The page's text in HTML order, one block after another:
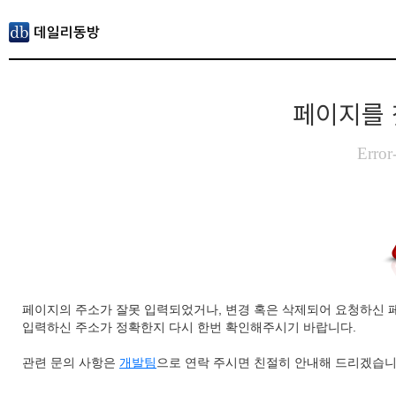
페이지를
페이지의 주소가 잘못 입력되었거나, 변경 혹은 삭제되어 요청하신
입력하신 주소가 정확한지 다시 한번 확인해주시기 바랍니다.
관련 문의 사항은 개발팀 으로 연락 주시면 친절히 안내해 드리겠습